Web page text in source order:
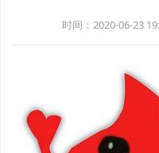
时间：2020-06-23